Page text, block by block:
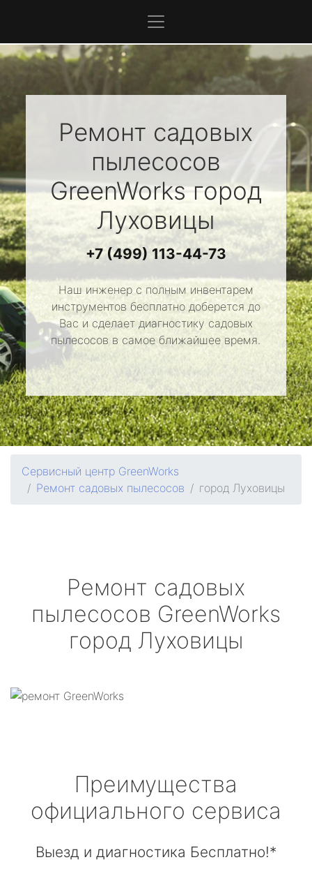
Ремонт садовых
пылесосов
GreenWorksгород
Луховицы
+7 (499) 113-44-73
Наш инженер с полным инвентарем
инструментов бесплатно доберется до
Вас и сделает диагностику садовых
пылесосов в самое ближайшее время.
Сервисный центр GreenWorks
Ремонт садовых пылесосов
город Луховицы
Ремонт садовых
пылесосов GreenWorks
город Луховицы
Преимущества
официального сервиса
Выезд и диагностика Бесплатно!*